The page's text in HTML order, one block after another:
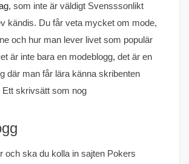
, som inte är väldigt Svensssonlikt
kändis. Du får veta mycket om mode,
och hur man lever livet som populär
är inte bara en modeblogg, det är en
där man får lära känna skribenten
Ett skrivsätt som nog
och ska du kolla in sajten Pokers